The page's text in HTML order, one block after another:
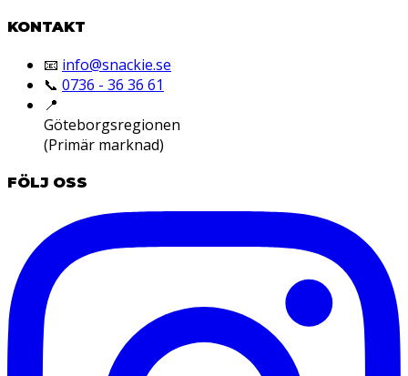
KONTAKT
📧 info@snackie.se
📞 0736 - 36 36 61
📍
Göteborgsregionen
(Primär marknad)
FÖLJ OSS